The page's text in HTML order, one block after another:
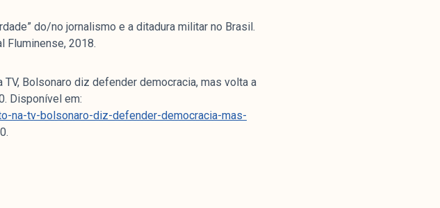
do/no jornalismo e a ditadura militar no Brasil.
Fluminense, 2018.
TV, Bolsonaro diz defender democracia, mas volta a
Disponível em:
na-tv-bolsonaro-diz-defender-democracia-mas-